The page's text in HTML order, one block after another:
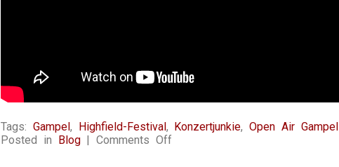
Tags: Gampel, Highfield-Festival, Konzertjunkie,Open Air Gampel
Posted in Blog|Comments Off